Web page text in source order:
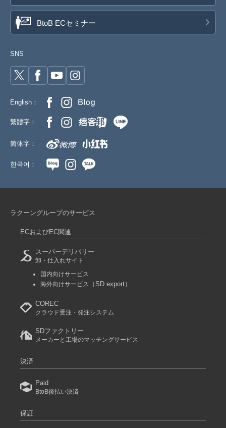
BtoB ECセミナー
SNS
English：
繁體字：
简体字：
한국어：
ラクーングループのサービス
ECおよびEC関連
スーパーデリバリー
卸・仕入れサイト
国内向けサービス
海外向けサービス
（SD export）
COREC
クラウド受注・発注システム
SDファクトリー
メーカーと工場のマッチングサービス
決済
Paid
BtoB後払い決済
保証